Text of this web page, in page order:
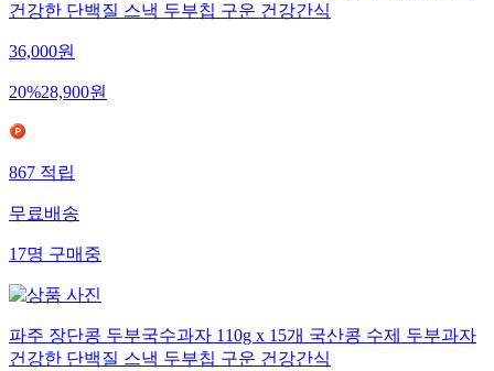
건강한 단백질 스낵 두부칩 구운 건강간식
36,000원
20%28,900원
867적립
무료배송
17명구매중
파주 장단콩 두부국수과자 110g x 15개 국산콩 수제 두부과자
건강한 단백질 스낵 두부칩 구운 건강간식